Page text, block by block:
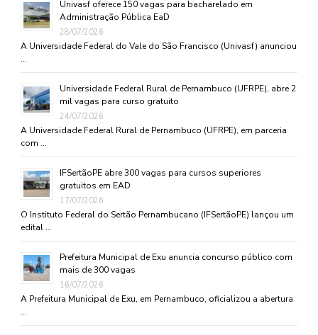
Univasf oferece 150 vagas para bacharelado em
Administração Pública EaD
28/07/2026
A Universidade Federal do Vale do São Francisco (Univasf) anunciou
…
Universidade Federal Rural de Pernambuco (UFRPE), abre 2
mil vagas para curso gratuito
24/07/2026
A Universidade Federal Rural de Pernambuco (UFRPE), em parceria
com …
IFSertãoPE abre 300 vagas para cursos superiores
gratuitos em EAD
17/07/2026
O Instituto Federal do Sertão Pernambucano (IFSertãoPE) lançou um
edital …
Prefeitura Municipal de Exu anuncia concurso público com
mais de 300 vagas
16/07/2026
A Prefeitura Municipal de Exu, em Pernambuco, oficializou a abertura
…